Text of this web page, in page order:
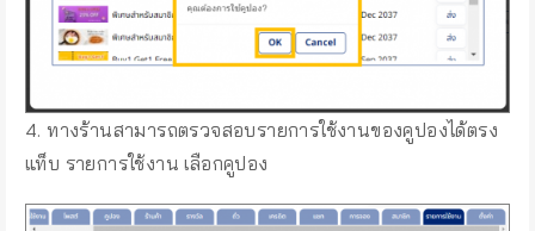
4. ทางร้านสามารถตรวจสอบรายการใช้งานของคูปองได้ตรง
แท็บ รายการใช้งาน เลือกคูปอง